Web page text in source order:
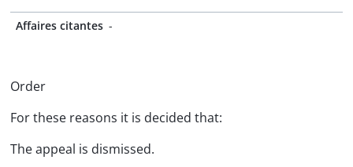
Affaires citantes -
Order
For these reasons it is decided that:
The appeal is dismissed.